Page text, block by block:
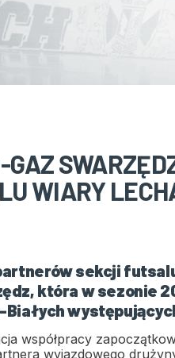
GAZ
WIARY
sekcji
która w sezonie
Białych
współpracy
wyjazdowego